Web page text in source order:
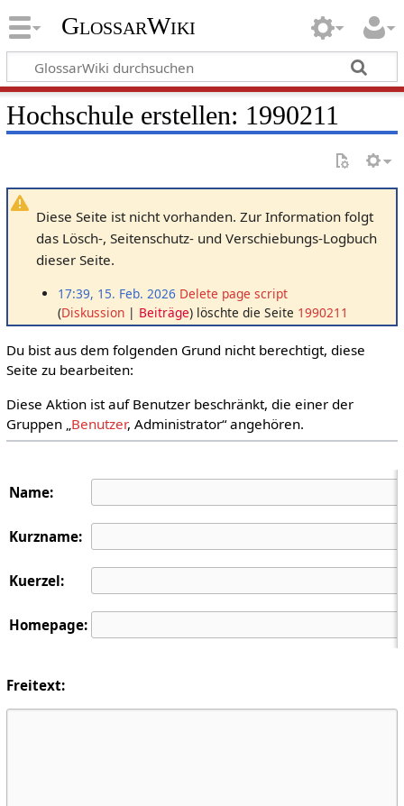
GlossarWiki
Hochschule erstellen: 1990211
Diese Seite ist nicht vorhanden. Zur Information folgt
das Lösch-, Seitenschutz- und Verschiebungs-Logbuch
dieser Seite.
17:39, 15. Feb. 2026 Delete page script
Diskussion
Beiträge löschte die Seite 1990211
Du bist aus dem folgenden Grund nicht berechtigt, diese
Seite zu bearbeiten:
Diese Aktion ist auf Benutzer beschränkt, die einer der
Gruppen „ Benutzer, Administrator“ angehören.
Name:
Kurzname:
Kuerzel:
Homepage:
Freitext: